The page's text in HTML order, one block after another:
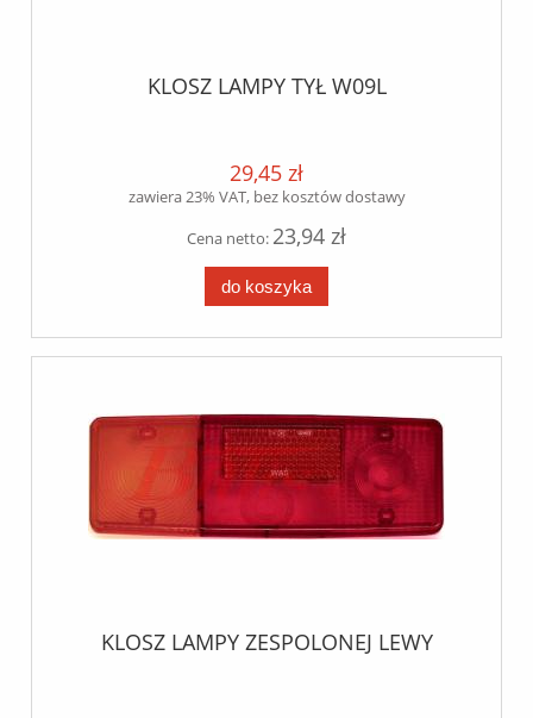
KLOSZ LAMPY TYŁ W09L
29,45 zł
zawiera 23% VAT, bez kosztów dostawy
Cena netto: 23,94 zł
do koszyka
KLOSZ LAMPY ZESPOLONEJ LEWY